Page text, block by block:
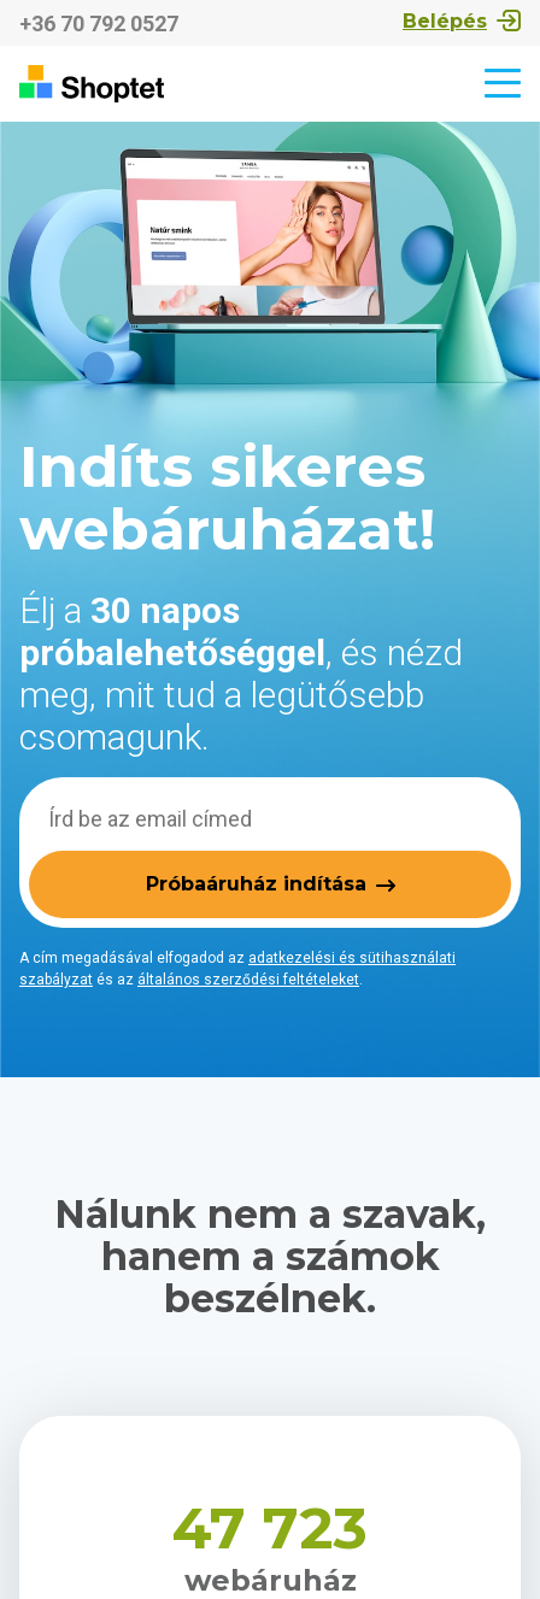
+36 70 792 0527 Belépés
Indíts sikeres
webáruházat!
Élj a 30 napos
próbalehetőséggel, és nézd
meg, mit tud a legütősebb
csomagunk.
Próbaáruház indítása
A cím megadásával elfogadod az adatkezelési és sütihasználati
szabályzat és az általános szerződési feltételeket.
Nálunk nem a szavak,
hanem a számok
beszélnek.
47 723
webáruház